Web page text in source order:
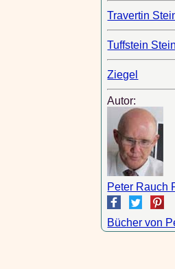
Travertin
Tuffstein
Ziegel
Autor:
Peter Rauch
Bücher von